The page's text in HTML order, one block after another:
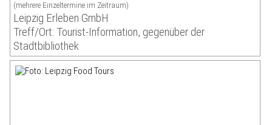
(mehrere Einzeltermine im Zeitraum)
Leipzig Erleben GmbH
Treff/Ort: Tourist-Information, gegenüber der
Stadtbibliothek